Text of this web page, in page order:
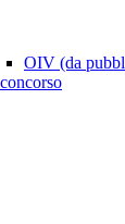
OIV (da